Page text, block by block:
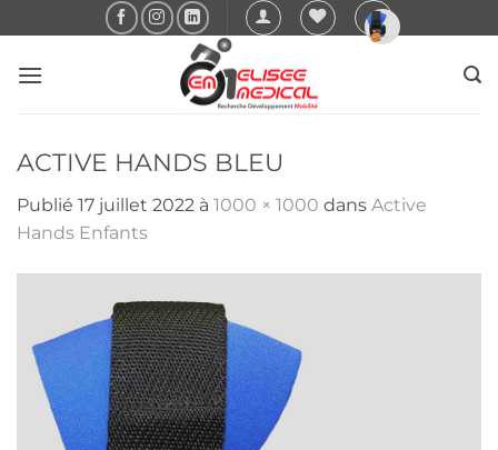
au
contenu
ACTIVE HANDS BLEU
Publié 17 juillet 2022 à 1000 × 1000 dans Active
Hands Enfants